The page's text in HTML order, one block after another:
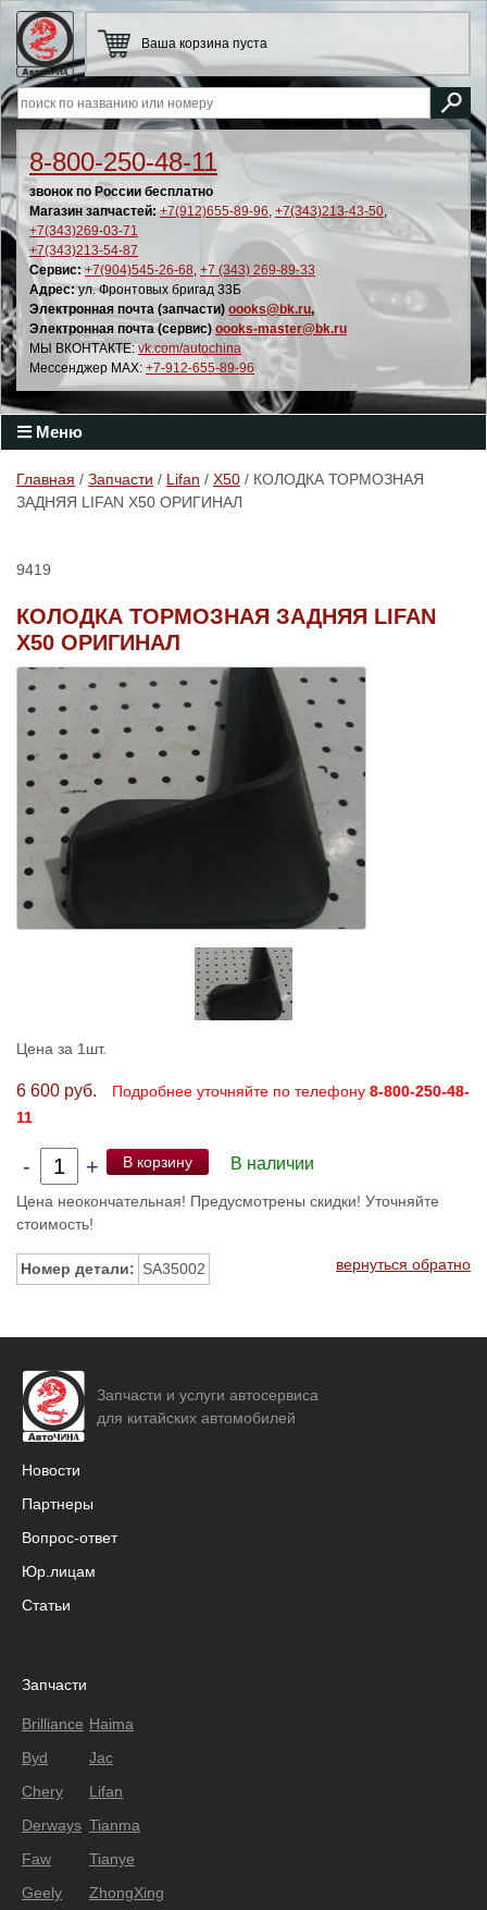
8-800-250-48-11
звонок по России бесплатно
Магазин запчастей: +7(912)655-89-96, +7(343)213-43-50,
+7(343)269-03-71
+7(343)213-54-87
Сервис: +7(904)545-26-68, +7 (343) 269-89-33
Адрес:ул. Фронтовых бригад 33Б
Электронная почта (запчасти) oooks@bk.ru,
Электронная почта (сервис) oooks-master@bk.ru
МЫ ВКОНТАКТЕ: vk.com/autochina
Мессенджер MAX: +7-912-655-89-96
Ваша корзина пуста
Меню
Главная / Запчасти / Lifan / X50 / КОЛОДКА ТОРМОЗНАЯ
ЗАДНЯЯ LIFAN X50 ОРИГИНАЛ
9419
КОЛОДКА ТОРМОЗНАЯ ЗАДНЯЯ LIFAN
X50 ОРИГИНАЛ
Цена за 1шт.
6 600 руб. Подробнее уточняйте по телефону 8-800-250-48-
11
- + В корзину В наличии
Цена неокончательная! Предусмотрены скидки! Уточняйте
стоимость!
Номер детали: SA35002 вернуться обратно
Запчасти и услуги автосервиса
для китайских автомобилей
Новости
Партнеры
Вопрос-ответ
Юр.лицам
Статьи
Запчасти
Brilliance
Byd
Chery
Derways
Faw
Geely
Haima
Jac
Lifan
Tianma
Tianye
ZhongXing